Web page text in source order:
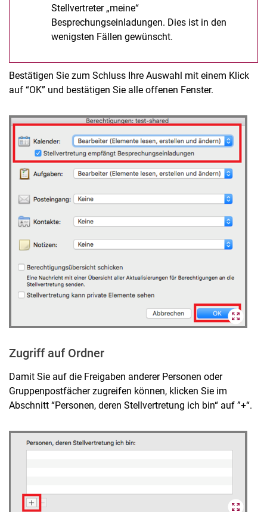
Stellvertreter „meine“
Besprechungseinladungen. Dies ist in den
wenigsten Fällen gewünscht.
Bestätigen Sie zum Schluss Ihre Auswahl mit einem Klick
auf “OK” und bestätigen Sie alle offenen Fenster.
Zugriff auf Ordner
Damit Sie auf die Freigaben anderer Personen oder
Gruppenpostfächer zugreifen können, klicken Sie im
Abschnitt “Personen, deren Stellvertretung ich bin“ auf ”+“.